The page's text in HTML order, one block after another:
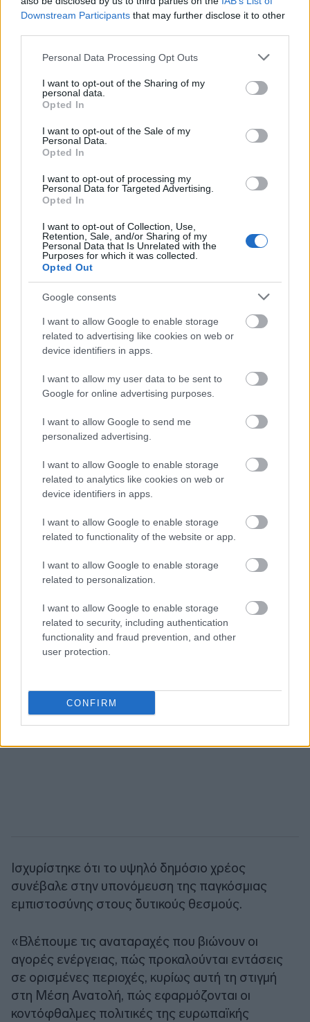
Downstream Participants that may further disclose it to other
Please note that this website/app uses one or more Google
not limited to your visit or usage behaviour. You may click to
grant or deny consent to Google and its third-party tags to
use your data for below specified purposes in below Google
consent section.
Personal Data Processing Opt Outs
I want to opt-out of the Sharing of my
personal data.
Opted In
I want to opt-out of the Sale of my
Personal Data.
Opted In
I want to opt-out of processing my
Personal Data for Targeted Advertising.
Opted In
I want to opt-out of Collection, Use,
Retention, Sale, and/or Sharing of my
Personal Data that Is Unrelated with the
Purposes for which it was collected.
Opted Out
Google consents
I want to allow Google to enable storage
related to advertising like cookies on web or
device identifiers in apps.
I want to allow my user data to be sent to
Google for online advertising purposes.
I want to allow Google to send me
personalized advertising.
I want to allow Google to enable storage
related to analytics like cookies on web or
device identifiers in apps.
I want to allow Google to enable storage
related to functionality of the website or app.
I want to allow Google to enable storage
related to personalization.
I want to allow Google to enable storage
related to security, including authentication
functionality and fraud prevention, and other
user protection.
CONFIRM
Πούτιν: Η κλοπή των ρωσικών
περιουσιακών στοιχείων έχει
επηρεάσει την παγκόσμια
οικονομία
ρωσικών περιουσιακών στοιχείων στο εξωτερικό,
το οποίο χαρακτήρισε «κλοπή», οι δυτικές χώρες
υπονόμευσαν την εμπιστοσύνη στα δικά τους
νομίσματα.
«Οι κυρώσεις και ο αποκλεισμός των κρατικών
αποθεματικών της Ρωσίας έχουν επηρεάσει
ανεπανόρθωτα τη θέση των διεθνών νομισμάτων,
του δολαρίου και του ευρώ», είπε χαρακτηριστικά.
«Όπως και η Ρωσία, οποιαδήποτε άλλη χώρα θα
μπορούσε να χάσει την πρόσβαση στα νόμιμα
περιουσιακά της στοιχεία σε δολάρια ή ευρώ,
καθώς και στα δυτικά χρηματοπιστωτικά
συστήματα και συστήματα πληρωμών»,
προσέθεσε.
Ισχυρίστηκε ότι το υψηλό δημόσιο χρέος
συνέβαλε στην υπονόμευση της παγκόσμιας
εμπιστοσύνης στους δυτικούς θεσμούς.
«Βλέπουμε τις αναταραχές που βιώνουν οι
αγορές ενέργειας, πώς προκαλούνται εντάσεις
σε ορισμένες περιοχές, κυρίως αυτή τη στιγμή
στη Μέση Ανατολή, πώς εφαρμόζονται οι
κοντόφθαλμες πολιτικές της ευρωπαϊκής